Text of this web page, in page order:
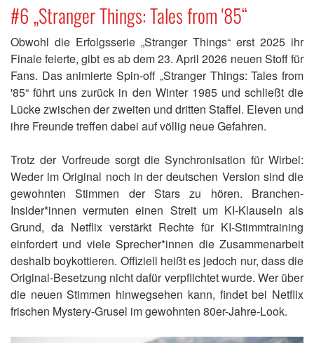
#6 „Stranger Things: Tales from '85“
Obwohl die Erfolgsserie „Stranger Things“ erst 2025 ihr
Finale feierte, gibt es ab dem 23. April 2026 neuen Stoff für
Fans. Das animierte Spin-off „Stranger Things: Tales from
'85“ führt uns zurück in den Winter 1985 und schließt die
Lücke zwischen der zweiten und dritten Staffel. Eleven und
ihre Freunde treffen dabei auf völlig neue Gefahren.
Trotz der Vorfreude sorgt die Synchronisation für Wirbel:
Weder im Original noch in der deutschen Version sind die
gewohnten Stimmen der Stars zu hören. Branchen-
Insider*innen vermuten einen Streit um KI-Klauseln als
Grund, da Netflix verstärkt Rechte für KI-Stimmtraining
einfordert und viele Sprecher*innen die Zusammenarbeit
deshalb boykottieren. Offiziell heißt es jedoch nur, dass die
Original-Besetzung nicht dafür verpflichtet wurde. Wer über
die neuen Stimmen hinwegsehen kann, findet bei Netflix
frischen Mystery-Grusel im gewohnten 80er-Jahre-Look.